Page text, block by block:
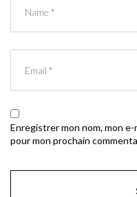
Enregistrer mon nom, mon
pour mon prochain